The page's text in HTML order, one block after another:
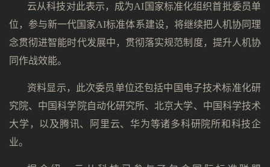
云从科技对此表示，成为AI国家标准化组织首批委员单
位，参与新一代国家AI标准体系建设，将继续把人机协同理
念贯彻进智能时代发展中，贯彻落实规范制度，提升人机协
同作战效能。
资料显示，此次委员单位还包括中国电子技术标准化研
究院、中国科学院自动化研究所、北京大学、中国科学技术
大学，以及腾讯、阿里云、华为等诸多科研院所和科技企
业。